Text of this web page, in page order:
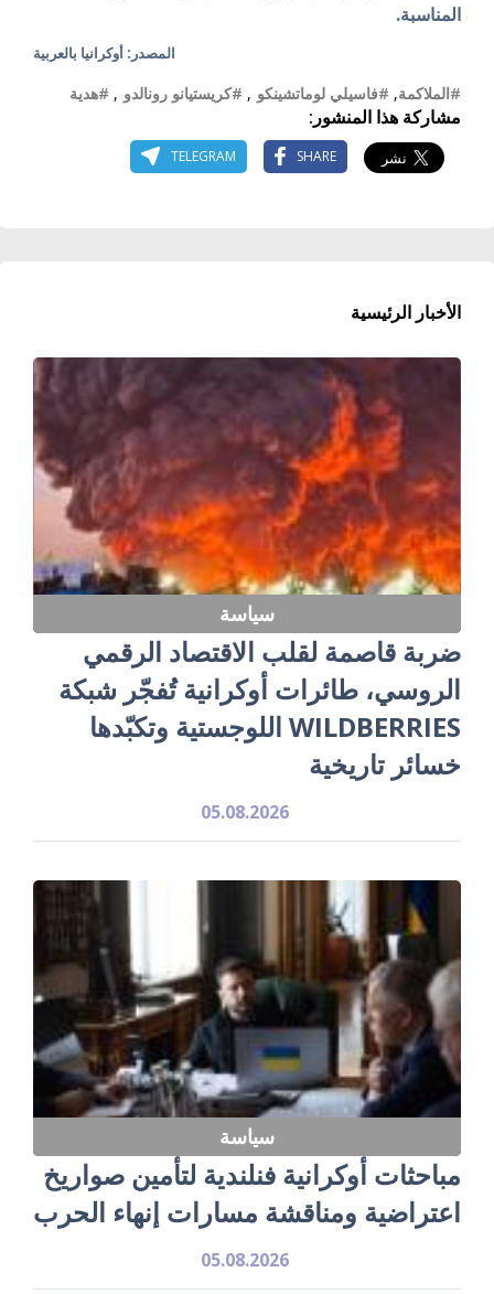
المناسبة.
المصدر: أوكرانيا بالعربية
#الملاكمة, #فاسيلي لوماتشينكو , #كريستيانو رونالدو , #هدية
مشاركة هذا المنشور:
SHARE
TELEGRAM
الأخبار الرئيسية
سياسة
ضربة قاصمة لقلب الاقتصاد الرقمي
الروسي، طائرات أوكرانية تُفجّر شبكة
WILDBERRIES اللوجستية وتكبّدها
خسائر تاريخية
05.08.2026
سياسة
مباحثات أوكرانية فنلندية لتأمين صواريخ
اعتراضية ومناقشة مسارات إنهاء الحرب
05.08.2026